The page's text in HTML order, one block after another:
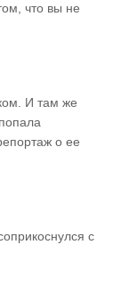
что вы не
И там же
о ее
с